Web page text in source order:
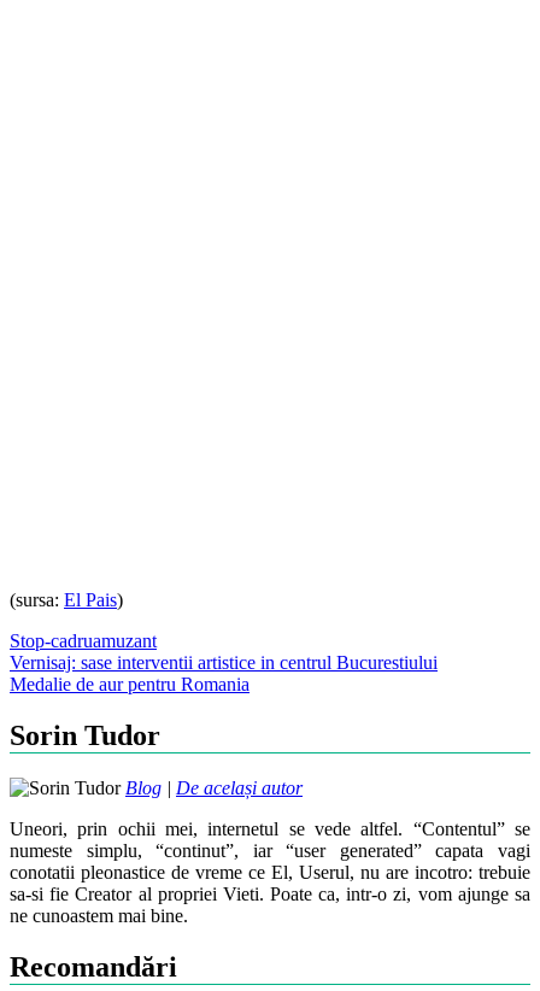
(sursa: El Pais)
Stop-cadruamuzant
Post
navigation
Vernisaj: sase interventii artistice in centrul Bucurestiului
Medalie de aur pentru Romania
Sorin Tudor
Blog | De același autor
Uneori, prin ochii mei, internetul se vede altfel. “Contentul” se
numeste simplu, “continut”, iar “user generated” capata vagi
conotatii pleonastice de vreme ce El, Userul, nu are incotro: trebuie
sa-si fie Creator al propriei Vieti. Poate ca, intr-o zi, vom ajunge sa
ne cunoastem mai bine.
Recomandări